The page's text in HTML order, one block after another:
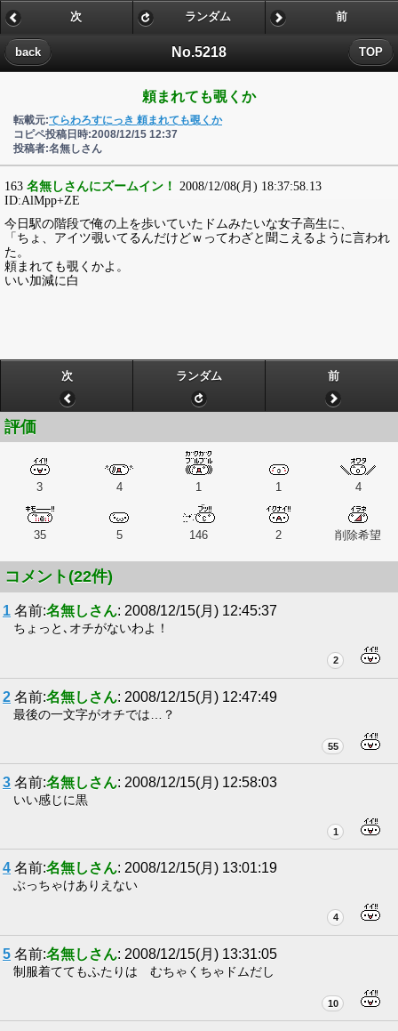
No.5218
back TOP
次 ランダム 前
頼まれても覗くか
転載元:てらわろすにっき 頼まれても覗くか
コピペ投稿日時:2008/12/15 12:37
投稿者:名無しさん
163 名無しさんにズームイン！ 2008/12/08(月) 18:37:58.13
ID:AlMpp+ZE
今日駅の階段で俺の上を歩いていたドムみたいな女子高生に、
「ちょ、アイツ覗いてるんだけどｗってわざと聞こえるように言われ
た。
頼まれても覗くかよ。
いい加減に白
次 ランダム 前
評価
3 4 1 1 4
35 5 146 2 削除希望
コメント(22件)
1 名前:名無しさん: 2008/12/15(月) 12:45:37
ちょっと､オチがないわよ！
2
2 名前:名無しさん: 2008/12/15(月) 12:47:49
最後の一文字がオチでは…？
55
3 名前:名無しさん: 2008/12/15(月) 12:58:03
いい感じに黒
1
4 名前:名無しさん: 2008/12/15(月) 13:01:19
ぶっちゃけありえない
4
5 名前:名無しさん: 2008/12/15(月) 13:31:05
制服着ててもふたりは むちゃくちゃドムだし
10